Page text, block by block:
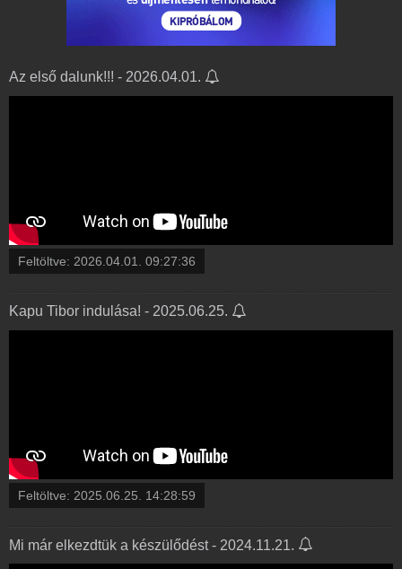
Az első dalunk!!! - 2026.04.01.
Feltöltve: 2026.04.01. 09:27:36
Kapu Tibor indulása! - 2025.06.25.
Feltöltve: 2025.06.25. 14:28:59
Mi már elkezdtük a készülődést - 2024.11.21.